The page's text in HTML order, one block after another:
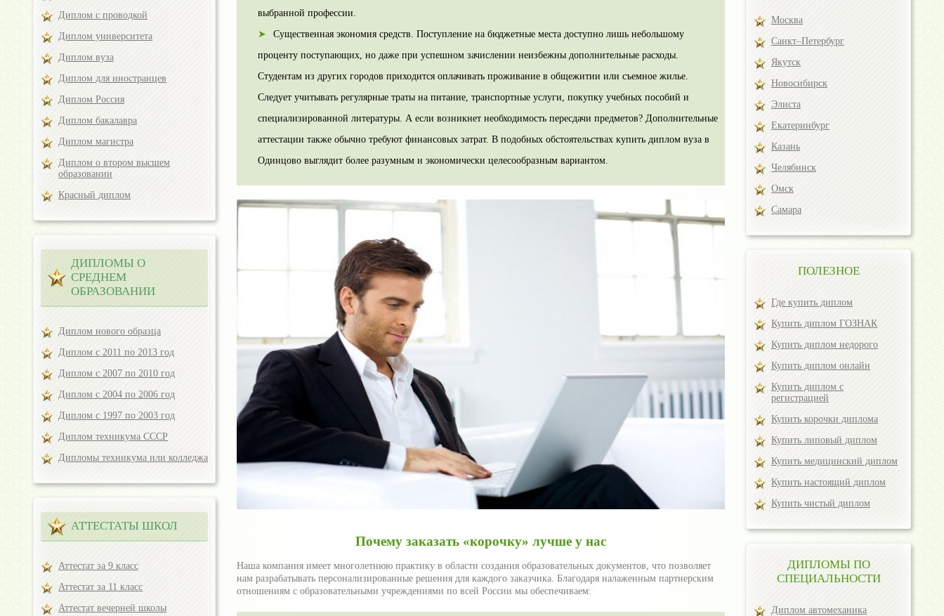
выбранной профессии.
Существенная экономия средств. Поступление на бюджетные места доступно лишь небольшому
проценту поступающих, но даже при успешном зачислении неизбежны дополнительные расходы.
Студентам из других городов приходится оплачивать проживание в общежитии или съемное жилье.
Следует учитывать регулярные траты на питание, транспортные услуги, покупку учебных пособий и
специализированной литературы. А если возникнет необходимость пересдачи предметов? Дополнительные
аттестации также обычно требуют финансовых затрат. В подобных обстоятельствах купить диплом вуза в
Одинцово выглядит более разумным и экономически целесообразным вариантом.
Почему заказать «корочку» лучше у нас
Наша компания имеет многолетнюю практику в области создания образовательных документов, что позволяет
нам разрабатывать персонализированные решения для каждого заказчика. Благодаря налаженным партнерским
отношениям с образовательными учреждениями по всей России мы обеспечиваем:
Диплом с проводкой
Диплом университета
Диплом вуза
Диплом для иностранцев
Диплом Россия
Диплом бакалавра
Диплом магистра
Диплом о втором высшем
образовании
Красный диплом
ДИПЛОМЫ О
СРЕДНЕМ
ОБРАЗОВАНИИ
Диплом нового образца
Диплом с 2011 по 2013 год
Диплом с 2007 по 2010 год
Диплом с 2004 по 2006 год
Диплом с 1997 по 2003 год
Диплом техникума СССР
Дипломы техникума или колледжа
АТТЕСТАТЫ ШКОЛ
Аттестат за 9 класс
Аттестат за 11 класс
Аттестат вечерней школы
Москва
Санкт–Петербург
Якутск
Новосибирск
Элиста
Екатеринбург
Казань
Челябинск
Омск
Самара
ПОЛЕЗНОЕ
Где купить диплом
Купить диплом ГОЗНАК
Купить диплом недорого
Купить диплом онлайн
Купить диплом с
регистрацией
Купить корочки диплома
Купить липовый диплом
Купить медицинский диплом
Купить настоящий диплом
Купить чистый диплом
ДИПЛОМЫ ПО
СПЕЦИАЛЬНОСТИ
Диплом автомеханика